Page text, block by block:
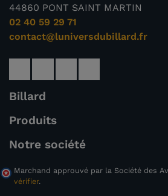
44860 PONT SAINT MARTIN
02 40 59 29 71
contact@luniversdubillard.fr
Billard
Produits
Notre société
Marchand approuvé par la Société des
vérifier.